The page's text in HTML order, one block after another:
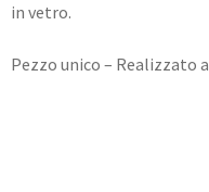
in vetro.
Pezzo unico – Realizzato